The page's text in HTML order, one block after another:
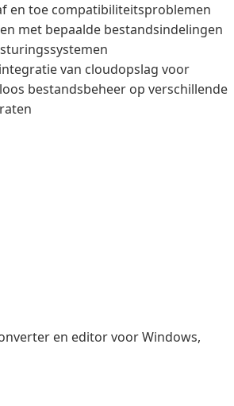
en toe compatibiliteitsproblemen
met bepaalde bestandsindelingen
van cloudopslag voor
bestandsbeheer op verschillende
en editor voor Windows,